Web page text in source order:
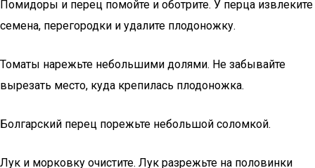
Помидоры и перец помойте и оботрите. У перца извлеките
семена, перегородки и удалите плодоножку.
Томаты нарежьте небольшими долями. Не забывайте
вырезать место, куда крепилась плодоножка.
Болгарский перец порежьте небольшой соломкой.
Лук и морковку очистите. Лук разрежьте на половинки